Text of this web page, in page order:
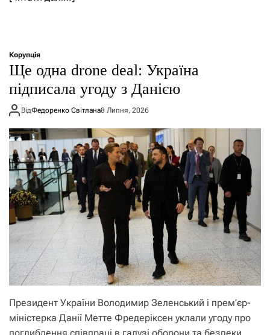
Корупція
Ще одна drone deal: Україна
підписала угоду з Данією
ВідФедоренко Світлана8 Липня, 2026
Президент України Володимир Зеленський і прем’єр-
міністерка Данії Метте Фредеріксен уклали угоду про